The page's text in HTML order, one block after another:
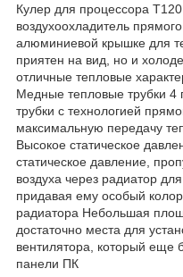
Кулер для процессора
воздухоохладитель
алюминиевой крышке для
приятен на вид, но и
отличные тепловые
Медные тепловые трубки
трубки с технологией
максимальную передачу
Высокое статическое
статическое давление,
воздуха через радиатор
придавая ему особый
радиатора Небольшая
достаточно места для
вентилятора, который еще
панели ПК